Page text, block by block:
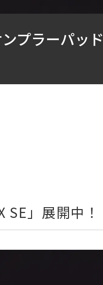
プラーパッド
」展開中！